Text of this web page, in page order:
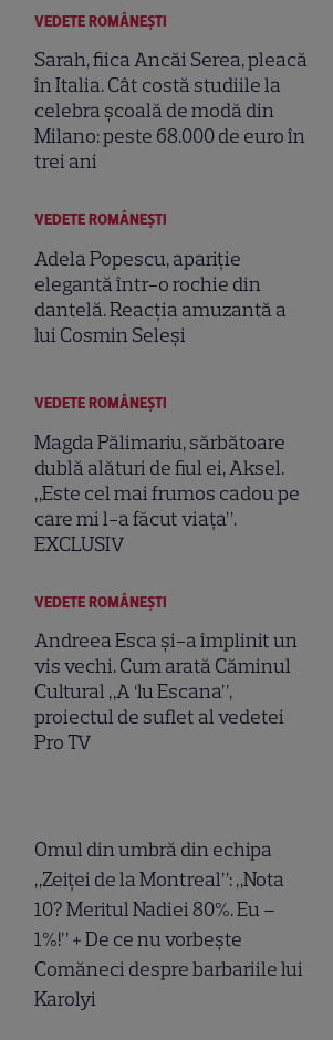
VEDETE ROMÂNEŞTI
Sarah, fiica Ancăi Serea, pleacă
în Italia. Cât costă studiile la
celebra școală de modă din
Milano: peste 68.000 de euro în
trei ani
VEDETE ROMÂNEŞTI
Adela Popescu, apariție
elegantă într-o rochie din
dantelă. Reacția amuzantă a
lui Cosmin Seleși
VEDETE ROMÂNEŞTI
Magda Pălimariu, sărbătoare
dublă alături de fiul ei, Aksel.
„Este cel mai frumos cadou pe
care mi l-a făcut viața”.
EXCLUSIV
VEDETE ROMÂNEŞTI
Andreea Esca și-a împlinit un
vis vechi. Cum arată Căminul
Cultural „A ‘lu Escana”,
proiectul de suflet al vedetei
Pro TV
Omul din umbră din echipa
„Zeiței de la Montreal”: „Nota
10? Meritul Nadiei 80%. Eu –
1%!” + De ce nu vorbește
Comăneci despre barbariile lui
Karolyi